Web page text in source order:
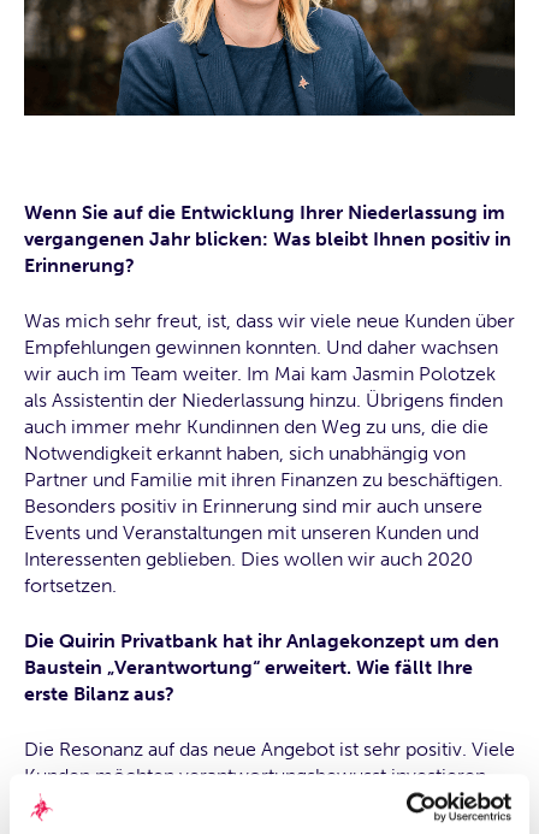
Wenn Sie auf die Entwicklung Ihrer Niederlassung im
vergangenen Jahr blicken: Was bleibt Ihnen positiv in
Erinnerung?
Was mich sehr freut, ist, dass wir viele neue Kunden über
Empfehlungen gewinnen konnten. Und daher wachsen
wir auch im Team weiter. Im Mai kam Jasmin Polotzek
als Assistentin der Niederlassung hinzu. Übrigens finden
auch immer mehr Kundinnen den Weg zu uns, die die
Notwendigkeit erkannt haben, sich unabhängig von
Partner und Familie mit ihren Finanzen zu beschäftigen.
Besonders positiv in Erinnerung sind mir auch unsere
Events und Veranstaltungen mit unseren Kunden und
Interessenten geblieben. Dies wollen wir auch 2020
fortsetzen.
Die Quirin Privatbank hat ihr Anlagekonzept um den
Baustein „Verantwortung“ erweitert. Wie fällt Ihre
erste Bilanz aus?
Die Resonanz auf das neue Angebot ist sehr positiv. Viele
Kunden möchten verantwortungsbewusst investieren
und dabei Rendite und Nachhaltigkeit in Einklang
bringen. Wir hatten zu dem Thema ein tolles Kunden-